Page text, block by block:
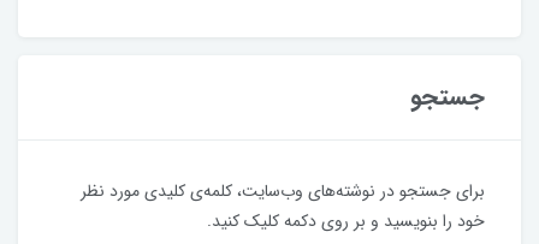
جستجو
برای جستجو در نوشته‌های وب‌سایت، کلمه‌ی کلیدی مورد نظر
خود را بنویسید و بر روی دکمه کلیک کنید.